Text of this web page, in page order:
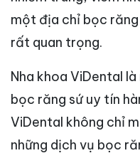
một địa chỉ bọc
rất quan trọng.
Nha khoa ViDental
bọc răng sứ uy tín
ViDental không chỉ
những dịch vụ bọc